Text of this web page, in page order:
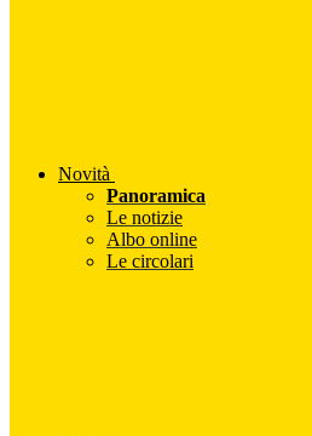
Novità
Panoramica
Le notizie
Albo online
Le circolari